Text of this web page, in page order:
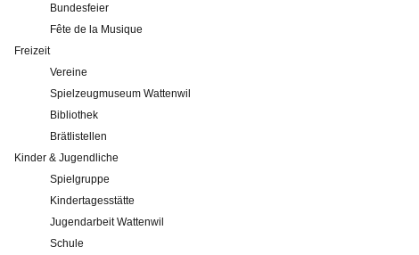
Bundesfeier
Fête de la Musique
Freizeit
Vereine
Spielzeugmuseum Wattenwil
Bibliothek
Brätlistellen
Kinder & Jugendliche
Spielgruppe
Kindertagesstätte
Jugendarbeit Wattenwil
Schule